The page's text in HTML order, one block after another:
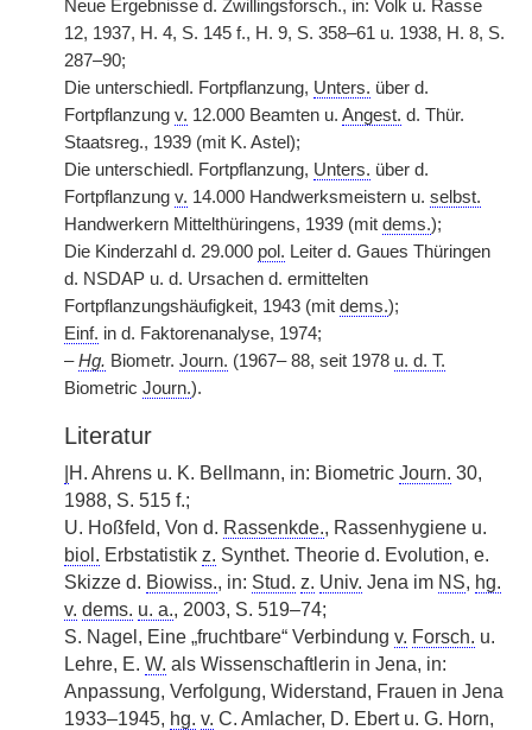
Neue Ergebnisse d. Zwillingsforsch., in: Volk u. Rasse
12, 1937, H. 4, S. 145 f., H. 9, S. 358–61 u. 1938, H. 8, S.
287–90;
Die unterschiedl. Fortpflanzung, Unters. über d.
Fortpflanzung v. 12.000 Beamten u. Angest. d. Thür.
Staatsreg., 1939 (mit K. Astel);
Die unterschiedl. Fortpflanzung, Unters. über d.
Fortpflanzung v. 14.000 Handwerksmeistern u. selbst.
Handwerkern Mittelthüringens, 1939 (mit dems.);
Die Kinderzahl d. 29.000 pol. Leiter d. Gaues Thüringen
d. NSDAP u. d. Ursachen d. ermittelten
Fortpflanzungshäufigkeit, 1943 (mit dems.);
Einf. in d. Faktorenanalyse, 1974;
–Hg. Biometr. Journ. (1967– 88, seit 1978 u. d. T.
Biometric Journ.).
Literatur
H. Ahrens u. K. Bellmann, in: Biometric Journ. 30,
1988, S. 515 f.;
U. Hoßfeld, Von d. Rassenkde., Rassenhygiene u.
biol. Erbstatistik z. Synthet. Theorie d. Evolution, e.
Skizze d. Biowiss., in: Stud. z. Univ. Jena im NS, hg.
v. dems. u. a., 2003, S. 519–74;
S. Nagel, Eine „fruchtbare“ Verbindung v. Forsch. u.
Lehre, E. W. als Wissenschaftlerin in Jena, in:
Anpassung, Verfolgung, Widerstand, Frauen in Jena
1933–1945, hg. v. C. Amlacher, D. Ebert u. G. Horn,